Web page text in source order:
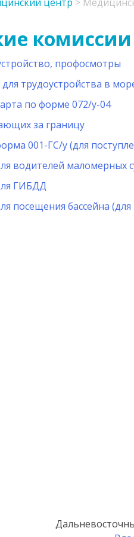
комиссии
профосмотры
трудоустройства в
по форме 072/у-04
за границу
001-ГС/у (для
водителей маломерных
ГИБДД
посещения бассейна (для